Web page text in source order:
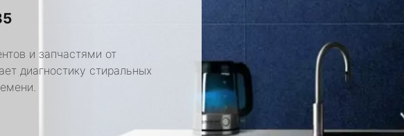
и запчастями от
диагностику стиральных